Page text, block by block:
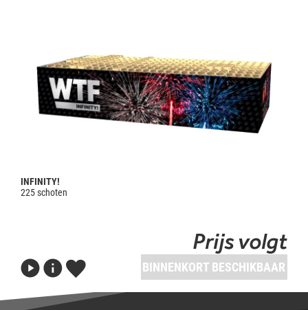
INFINITY!
225 schoten
Prijs volgt
BINNENKORT BESCHIKBAAR